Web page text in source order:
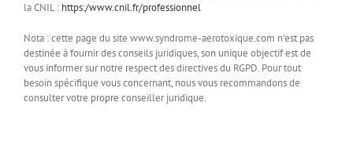
la CNIL : https:/www.cnil.fr/professionnel
Nota : cette page du site www.syndrome-aerotoxique.com n’est pas
destinée à fournir des conseils juridiques, son unique objectif est de
vous informer sur notre respect des directives du RGPD. Pour tout
besoin spécifique vous concernant, nous vous recommandons de
consulter votre propre conseiller juridique.